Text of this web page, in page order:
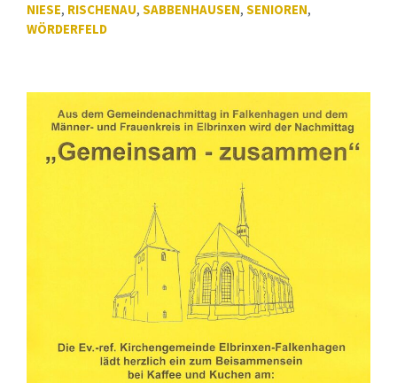
NIESE, RISCHENAU, SABBENHAUSEN, SENIOREN,
WÖRDERFELD